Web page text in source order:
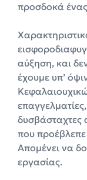
προσδοκά
αύξηση, και
έχουμε υπ’
δυσβάσταχτες
που
Απομένει να
εργασίας.